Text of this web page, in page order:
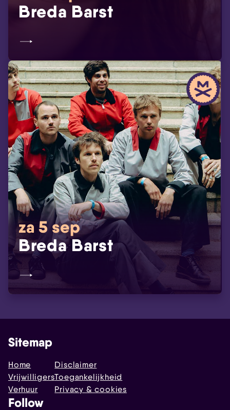
Breda Barst
za 5 sep
Breda Barst
Sitemap
Home
Vrijwilligers
Verhuur
Disclaimer
Toegankelijkheid
Privacy & cookies
Follow